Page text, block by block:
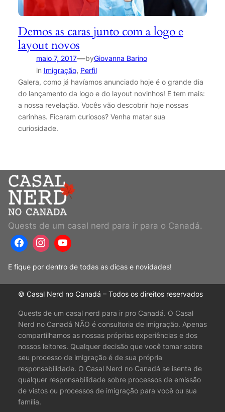
Demos as caras junto com a logo e
layout novos
maio 7, 2017—byGiovanna Barino
in Imigração, Perfil
Galera, como já havíamos anunciado hoje é o grande dia
do lançamento da logo e do layout novinhos! E tem mais:
a nossa revelação. Vocês vão descobrir hoje nossas
carinhas. Ficaram curiosos? Venha matar sua
curiosidade.
Quests de um casal nerd para ir para o Canadá.
E fique por dentro de todas as dicas e novidades!
© Casal Nerd no Canadá – Todos os direitos reservados
Quests de um casal nerd para ir pro Canadá. O Casal
Nerd no Canadá NÃO é consultoria de imigração. Apenas
compartilhamos as nossas próprias experiências e dos
nossos leitores. Qualquer decisão que você tomar sobre
seu processo de imigração é de sua própria
responsabilidade. O Casal Nerd no Canadá se isenta de
qualquer responsabilidade sobre processos de emissão
de vistos ou processos de imigração para você ou sua
família.